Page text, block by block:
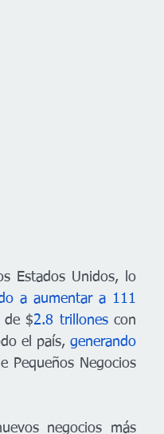
Estados Unidos, lo
a aumentar a 111
de $2.8 trillones con
el país, generando
Pequeños Negocios
negocios más